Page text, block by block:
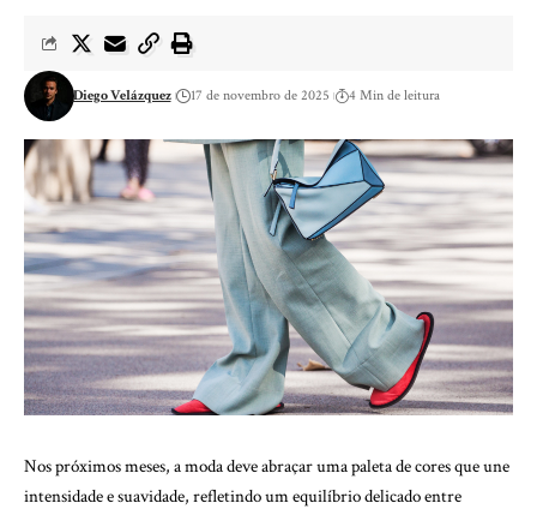
Diego Velázquez 17 de novembro de 2025 4 Min de leitura
Nos próximos meses, a moda deve abraçar uma paleta de cores que une
intensidade e suavidade, refletindo um equilíbrio delicado entre